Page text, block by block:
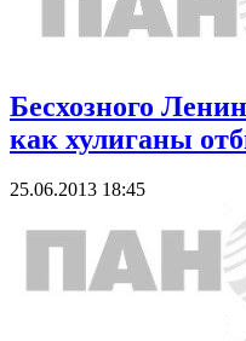
Бесхозного
как хулиганы
25.06.2013 18:45